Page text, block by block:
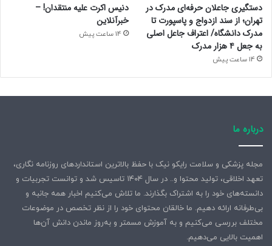
دستگیری جاعلان حرفه‌ای مدرک در
تهران؛ از سند ازدواج و پاسپورت تا
مدرک دانشگاه/ اعتراف جاعل اصلی
به جعل ۴ هزار مدرک
14 ساعت پیش
دنیس اکرت علیه منتقدان! –
خبرآنلاین
14 ساعت پیش
درباره ما
مجله پزشکی و سلامت رایکو نیک با حفظ بالاترین استانداردهای روزنامه نگاری،
تعهد اخلاقی، تولید محتوا و.. در سال ۱۴۰۴ تاسیس شد و توانست تجربیات و
دانسته‌های خود را به اشتراک بگذارند. ما تلاش می‌کنیم اخبار همه جانبه و
بی‌طرفانه ارائه دهیم. ما خالقان محتوای خود را از نظر تخصص در موضوعات
مختلف بررسی می‌کنیم و به آموزش مسمتر و به‌روز ماندن دانش آن‌ها
اهمیت بالایی می‌دهیم.